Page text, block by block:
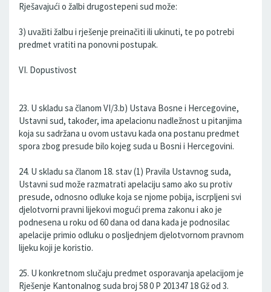
Rješavajući o žalbi drugostepeni sud može:
3) uvažiti žalbu i rješenje preinačiti ili ukinuti, te po potrebi
predmet vratiti na ponovni postupak.
VI. Dopustivost
23. U skladu sa članom VI/3.b) Ustava Bosne i Hercegovine,
Ustavni sud, također, ima apelacionu nadležnost u pitanjima
koja su sadržana u ovom ustavu kada ona postanu predmet
spora zbog presude bilo kojeg suda u Bosni i Hercegovini.
24. U skladu sa članom 18. stav (1) Pravila Ustavnog suda,
Ustavni sud može razmatrati apelaciju samo ako su protiv
presude, odnosno odluke koja se njome pobija, iscrpljeni svi
djelotvorni pravni lijekovi mogući prema zakonu i ako je
podnesena u roku od 60 dana od dana kada je podnosilac
apelacije primio odluku o posljednjem djelotvornom pravnom
lijeku koji je koristio.
25. U konkretnom slučaju predmet osporavanja apelacijom je
Rješenje Kantonalnog suda broj 58 0 P 201347 18 Gž od 3.